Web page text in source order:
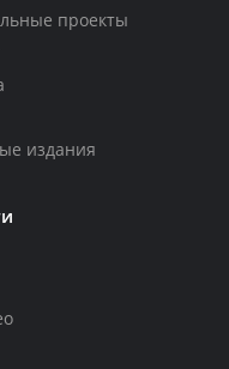
проекты
издания